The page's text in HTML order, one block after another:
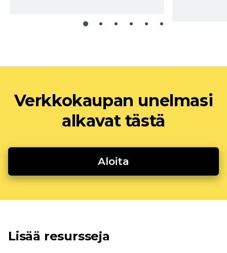
Verkkokaupan unelmasi
alkavat tästä
Aloita
Lisää resursseja